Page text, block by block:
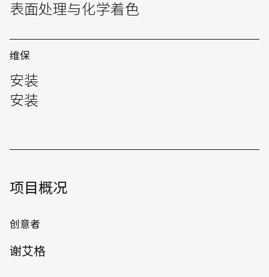
表面处理与化学着色
维保
安装
安装
项目概况
创意者
谢艾格